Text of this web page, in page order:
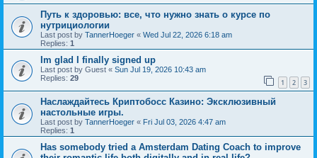
Путь к здоровью: все, что нужно знать о курсе по
нутрициологии
Last post by TannerHoeger « Wed Jul 22, 2026 6:18 am
Replies: 1
Im glad I finally signed up
Last post by Guest « Sun Jul 19, 2026 10:43 am
Replies: 29 1 2 3
Наслаждайтесь Криптобосс Казино: Эксклюзивный
настольные игры.
Last post by TannerHoeger « Fri Jul 03, 2026 4:47 am
Replies: 1
Has somebody tried a Amsterdam Dating Coach to improve